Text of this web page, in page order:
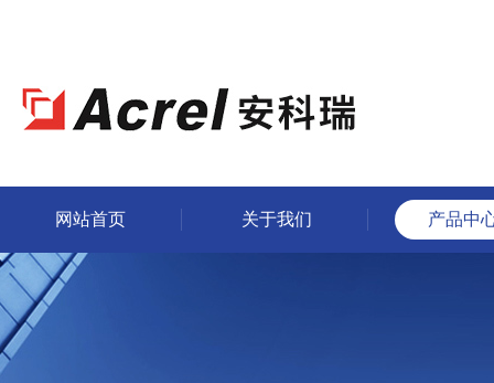
网站首页 关于我们 产品中